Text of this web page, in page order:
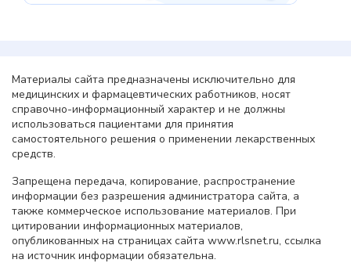
Материалы сайта предназначены исключительно для
медицинских и фармацевтических работников, носят
справочно-информационный характер и не должны
использоваться пациентами для принятия
самостоятельного решения о применении лекарственных
средств.
Запрещена передача, копирование, распространение
информации без разрешения администратора сайта, а
также коммерческое использование материалов. При
цитировании информационных материалов,
опубликованных на страницах сайта www.rlsnet.ru, ссылка
на источник информации обязательна.